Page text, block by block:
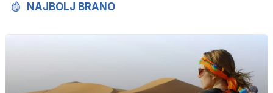
NAJBOLJ BRANO